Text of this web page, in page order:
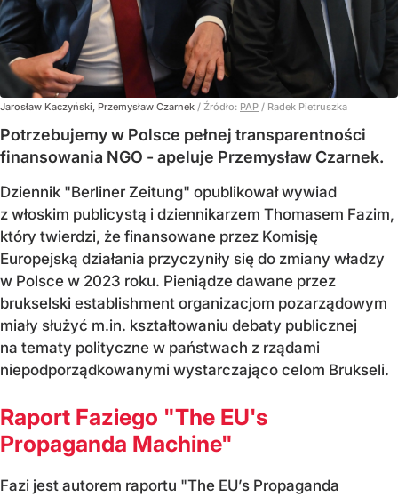
Jarosław Kaczyński, Przemysław Czarnek / Źródło: PAP / Radek Pietruszka
Potrzebujemy w Polsce pełnej transparentności
finansowania NGO - apeluje Przemysław Czarnek.
Dziennik "Berliner Zeitung" opublikował wywiad
z włoskim publicystą i dziennikarzem Thomasem Fazim,
który twierdzi, że finansowane przez Komisję
Europejską działania przyczyniły się do zmiany władzy
w Polsce w 2023 roku. Pieniądze dawane przez
brukselski establishment organizacjom pozarządowym
miały służyć m.in. kształtowaniu debaty publicznej
na tematy polityczne w państwach z rządami
niepodporządkowanymi wystarczająco celom Brukseli.
Raport Faziego "The EU's
Propaganda Machine"
Fazi jest autorem raportu "The EU’s Propaganda